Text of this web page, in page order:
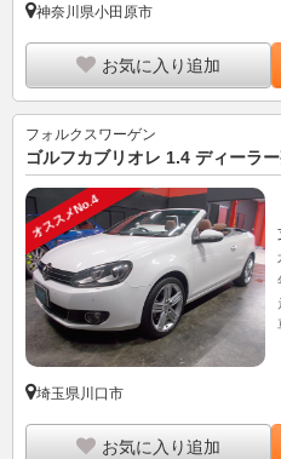
神奈川県小田原市
お気に入り追加
フォルクスワーゲン
ゴルフカブリオレ 1.4 ディーラ
オススメNo.4
埼玉県川口市
お気に入り追加